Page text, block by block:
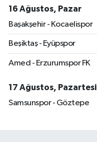
16 Ağustos, Pazar
Başakşehir - Kocaelispor
Beşiktaş - Eyüpspor
Amed - Erzurumspor FK
17 Ağustos, Pazartesi
Samsunspor - Göztepe